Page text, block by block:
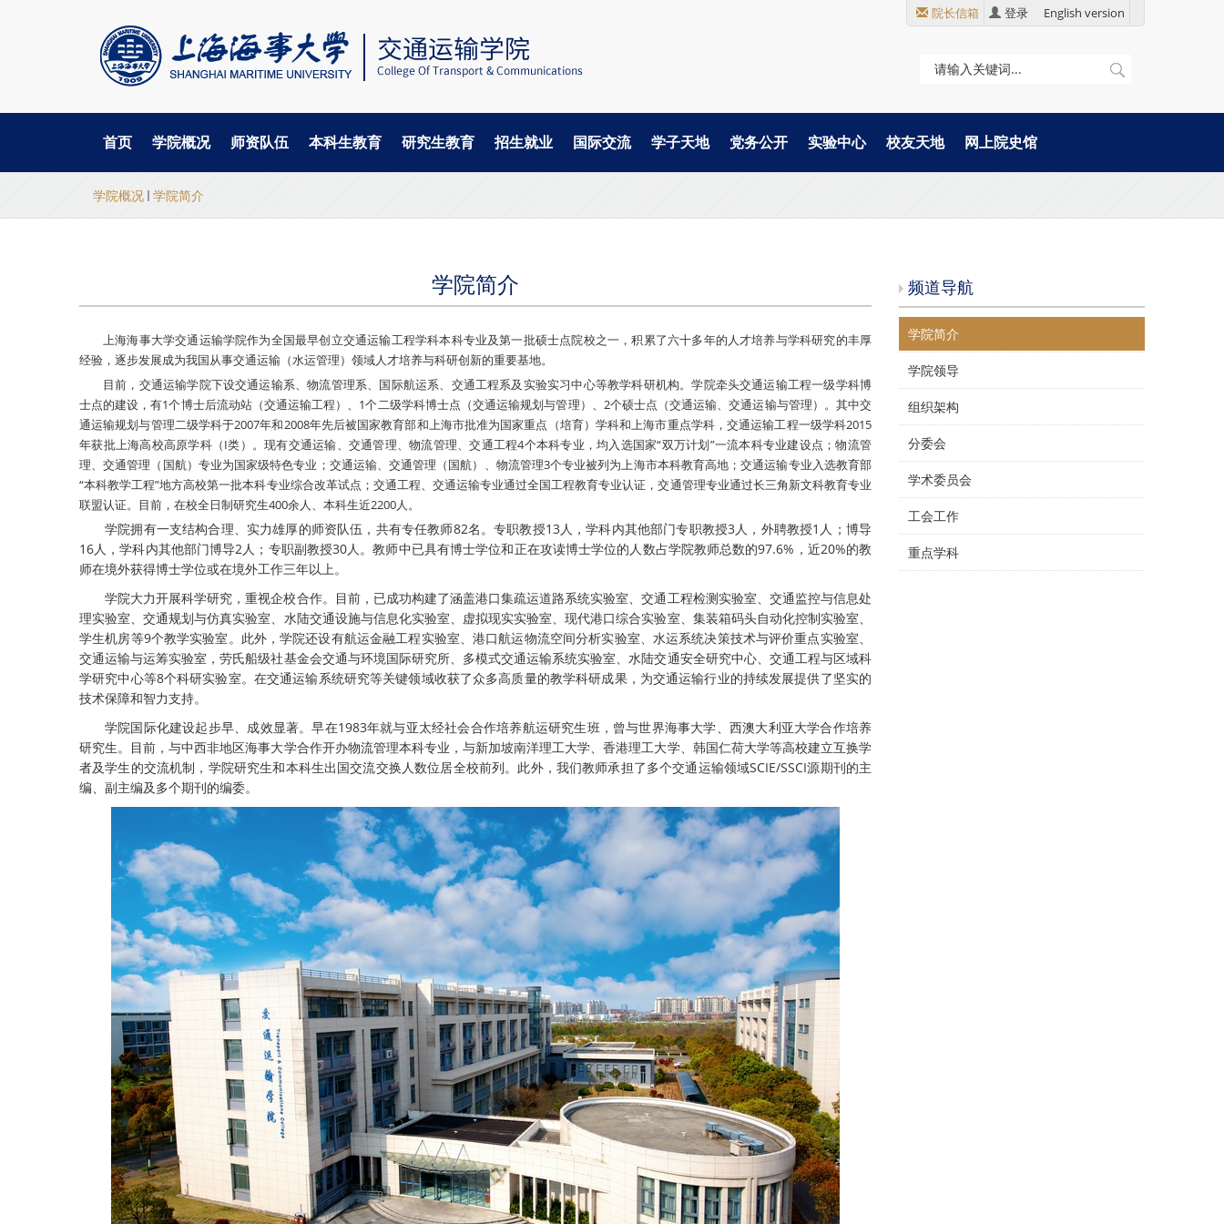
到
院长信箱 登录 English version
首页 学院概况 师资队伍 本科生教育 研究生教育 招生就业 国际交流 学子天地 党务公开 实验中心 校友天地 网上院史馆
当
前
学院概况 学院简介
学院简介
上海海事大学交通运输学院作为全国最早创立交通运输工程学科本科专业及第一批硕士点院校之一，积累了六十多年的人才培养与学科研究的丰厚
经验，逐步发展成为我国从事交通运输（水运管理）领域人才培养与科研创新的重要基地。
目前，交通运输学院下设交通运输系、物流管理系、国际航运系、交通工程系及实验实习中心等教学科研机构。学院牵头交通运输工程一级学科博
士点的建设，有1个博士后流动站（交通运输工程）、1个二级学科博士点（交通运输规划与管理）、2个硕士点（交通运输、交通运输与管理）。其中交
通运输规划与管理二级学科于2007年和2008年先后被国家教育部和上海市批准为国家重点（培育）学科和上海市重点学科，交通运输工程一级学科2015
年获批上海高校高原学科（I类）。现有交通运输、交通管理、物流管理、交通工程4个本科专业，均入选国家“双万计划”一流本科专业建设点；物流管
理、交通管理（国航）专业为国家级特色专业；交通运输、交通管理（国航）、物流管理3个专业被列为上海市本科教育高地；交通运输专业入选教育部
“本科教学工程”地方高校第一批本科专业综合改革试点；交通工程、交通运输专业通过全国工程教育专业认证，交通管理专业通过长三角新文科教育专业
联盟认证。目前，在校全日制研究生400余人、本科生近2200人。
学院拥有一支结构合理、实力雄厚的师资队伍，共有专任教师82名。专职教授13人，学科内其他部门专职教授3人，外聘教授1人；博导
16人，学科内其他部门博导2人；专职副教授30人。教师中已具有博士学位和正在攻读博士学位的人数占学院教师总数的97.6%，近20%的教
师在境外获得博士学位或在境外工作三年以上。
学院大力开展科学研究，重视企校合作。 目前，已成功构建了涵盖港口集疏运道路系统实验室、交通工程检测实验室、交通监控与信息处
理实验室、交通规划与仿真实验室、水陆交通设施与信息化实验室、虚拟现实实验室、现代港口综合实验室、集装箱码头自动化控制实验室、
学生机房等9个教学实验室。此外，学院还设有航运金融工程实验室、港口航运物流空间分析实验室、水运系统决策技术与评价重点实验室、
交通运输与运筹实验室，劳氏船级社基金会交通与环境国际研究所、多模式交通运输系统实验室、水陆交通安全研究中心、交通工程与区域科
学研究中心等8个科研实验室。在交通运输系统研究等关键领域收获了众多高质量的教学科研成果，为交通运输行业的持续发展提供了坚实的
技术保障和智力支持。
学院国际化建设起步早、成效显著。早在1983年就与亚太经社会合作培养航运研究生班，曾与世界海事大学、西澳大利亚大学合作培养
研究生。目前，与中西非地区海事大学合作开办物流管理本科专业，与新加坡南洋理工大学、香港理工大学、韩国仁荷大学等高校建立互换学
者及学生的交流机制，学院研究生和本科生出国交流交换人数位居全校前列。此外，我们教师承担了多个交通运输领域SCIE/SSCI源期刊的主
编、副主编及多个期刊的编委。
频道导航
学院简介
学院领导
组织架构
分委会
学术委员会
工会工作
重点学科